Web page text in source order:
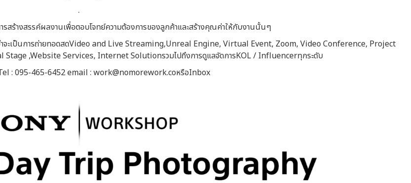
.
รสร้างสรรค์ผลงานเพื่อตอบโจทย์ความต้องการของลูกค้าและสร้างคุณค่าให้กับงานนั้นๆ
จะเป็นการถ่ายทอดสดVideo and Live Streaming,Unreal Engine, Virtual Event, Zoom, Video Conference, Project
,Website Services, Internet SolutionรวมไปถึงการดูแลจัดการKOL / Influencerทุกระดับ
: 095-465-6452 email : work@nomorework.coหรือInbox